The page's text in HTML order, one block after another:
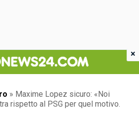
» Maxime Lopez sicuro: «Noi
rispetto al PSG per quel motivo.
×